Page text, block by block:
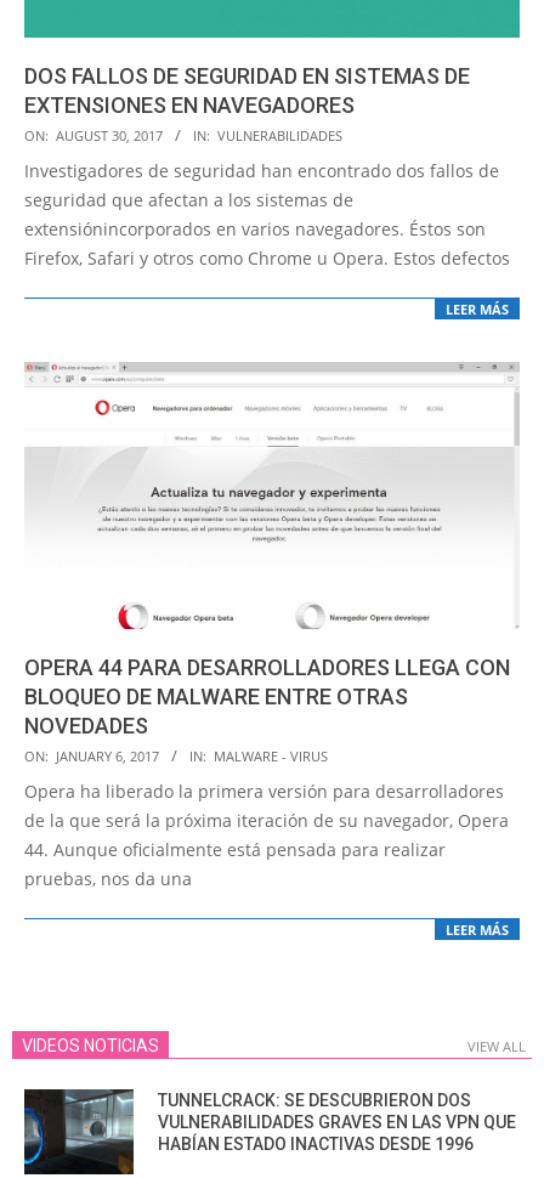
DOS FALLOS DE SEGURIDAD EN SISTEMAS DE
EXTENSIONES EN NAVEGADORES
2017-
08-
30
ON: AUGUST 30, 2017 IN: VULNERABILIDADES
Investigadores de seguridad han encontrado dos fallos de
seguridad que afectan a los sistemas de
extensiónincorporados en varios navegadores. Éstos son
Firefox, Safari y otros como Chrome u Opera. Estos defectos
LEER MÁS
OPERA 44 PARA DESARROLLADORES LLEGA CON
BLOQUEO DE MALWARE ENTRE OTRAS
NOVEDADES
2017-
01-
06
ON: JANUARY 6, 2017 IN: MALWARE - VIRUS
Opera ha liberado la primera versión para desarrolladores
de la que será la próxima iteración de su navegador, Opera
44. Aunque oficialmente está pensada para realizar
pruebas, nos da una
LEER MÁS
VIDEOS NOTICIAS VIEW ALL
TUNNELCRACK: SE DESCUBRIERON DOS
VULNERABILIDADES GRAVES EN LAS VPN QUE
HABÍAN ESTADO INACTIVAS DESDE 1996